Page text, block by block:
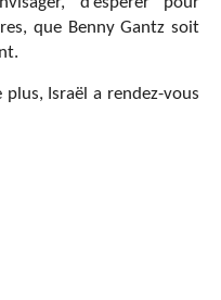
que Benny Gantz soit
Israël a rendez-vous